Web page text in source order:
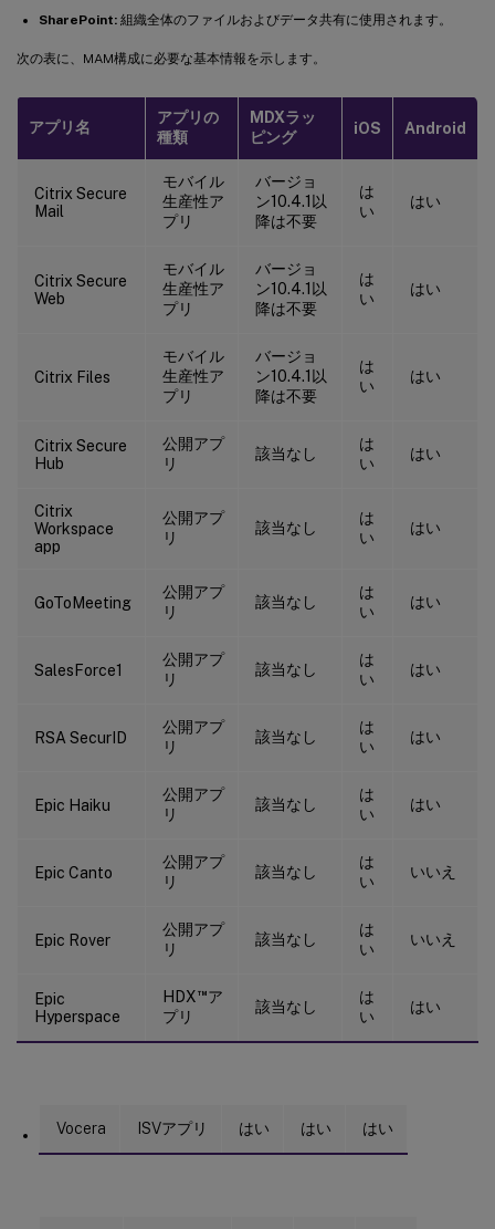
SharePoint: 組織全体のファイルおよびデータ共有に使用されます。
次の表に、MAM構成に必要な基本情報を示します。
アプリ名
アプリの
種類
MDXラッ
ピング
iOS Android
Citrix Secure
Mail
モバイル
生産性ア
プリ
バージョ
ン10.4.1以
降は不要
は
い
はい
Citrix Secure
Web
モバイル
生産性ア
プリ
バージョ
ン10.4.1以
降は不要
は
い
はい
Citrix Files
モバイル
生産性ア
プリ
バージョ
ン10.4.1以
降は不要
は
い
はい
Citrix Secure
Hub
公開アプ
リ
該当なし
は
い
はい
Citrix
Workspace
app
公開アプ
リ
該当なし
は
い
はい
GoToMeeting
公開アプ
リ
該当なし
は
い
はい
SalesForce1
公開アプ
リ
該当なし
は
い
はい
RSA SecurID
公開アプ
リ
該当なし
は
い
はい
Epic Haiku
公開アプ
リ
該当なし
は
い
はい
Epic Canto
公開アプ
リ
該当なし
は
い
いいえ
Epic Rover
公開アプ
リ
該当なし
は
い
いいえ
Epic
Hyperspace
HDX™ア
プリ
該当なし
は
い
はい
Vocera ISVアプリ はい はい はい